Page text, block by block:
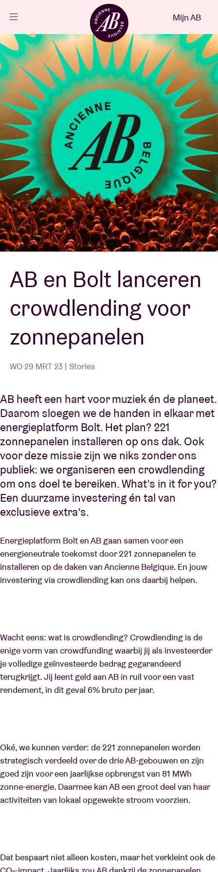
NL
Agenda
Projecten
Nieuws
Bezoekersinfo
AB ❤ you
Zaalhuur
BRDCST
ABtv
Concertcheque
Over AB
Contact
Mijn AB
AB en Bolt lanceren
crowdlending voor
zonnepanelen
WO 29 MRT 23 | Stories
AB heeft een hart voor muziek én de planeet.
Daarom sloegen we de handen in elkaar met
energieplatform Bolt. Het plan? 221
zonnepanelen installeren op ons dak. Ook
voor deze missie zijn we niks zonder ons
publiek: we organiseren een crowdlending
om ons doel te bereiken. What’s in it for you?
Een duurzame investering én tal van
exclusieve extra’s.
Energieplatform Bolt en AB gaan samen voor een
energieneutrale toekomst door 221 zonnepanelen te
installeren op de daken van Ancienne Belgique. En jouw
investering via crowdlending kan ons daarbij helpen.
Wacht eens: wat is crowdlending? Crowdlending is de
enige vorm van crowdfunding waarbij jij als investeerder
je volledige geïnvesteerde bedrag gegarandeerd
terugkrijgt. Jij leent geld aan AB in ruil voor een vast
rendement, in dit geval 6% bruto per jaar.
Oké, we kunnen verder: de 221 zonnepanelen worden
strategisch verdeeld over de drie AB-gebouwen en zijn
goed zijn voor een jaarlijkse opbrengst van 81 MWh
zonne-energie. Daarmee kan AB een groot deel van haar
activiteiten van lokaal opgewekte stroom voorzien.
Dat bespaart niet alleen kosten, maar het verkleint ook de